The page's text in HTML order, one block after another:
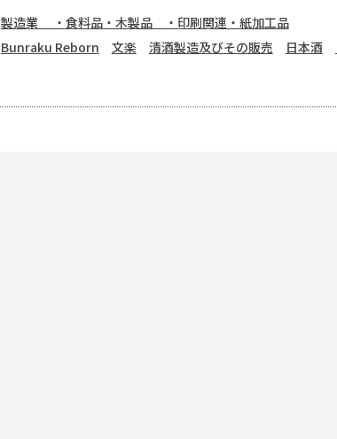
製造業 ・食料品・木製品 ・印刷関連・紙加工品
Bunraku Reborn
文楽 清酒製造及びその販売 日本酒